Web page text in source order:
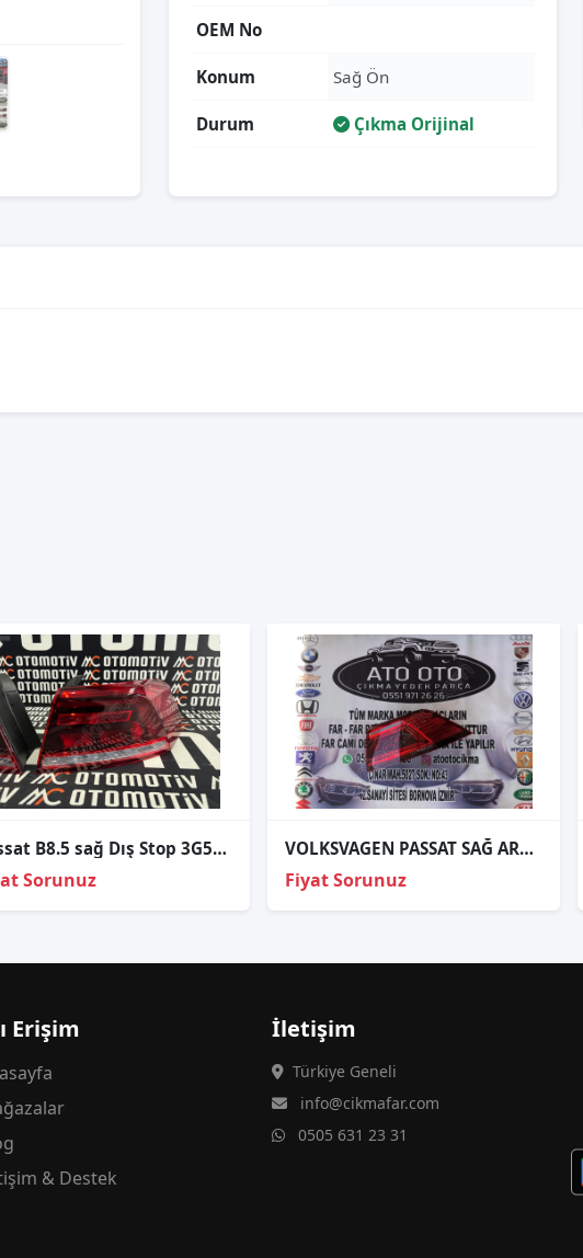
OEM No
Konum Sağ Ön
Durum Çıkma Orijinal
Passat B8.5 sağ Dış Stop 3G5945094J
Sorunuz
VOLKSVAGEN PASSAT SAĞ ARKA STOP ÇIKMA
Fiyat Sorunuz
Erişim
& Destek
İletişim
Türkiye Geneli
info@cikmafar.com
0505 631 23 31